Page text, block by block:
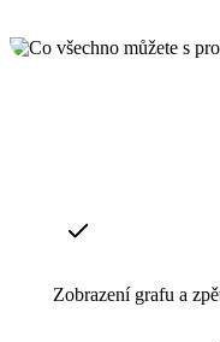
Zobrazení grafu a